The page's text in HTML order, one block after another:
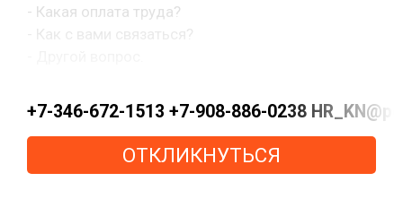
- Какая оплата труда?
+7-346-672-1513 +7-908-886-0238
ОТКЛИКНУТЬСЯ